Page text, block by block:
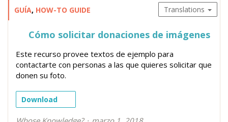
GUÍA, HOW-TO GUIDE Translations
Cómo solicitar donaciones de imágenes
Este recurso provee textos de ejemplo para
contactarte con personas a las que quieres solicitar que
donen su foto.
Download